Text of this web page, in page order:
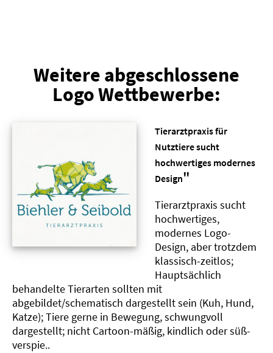
Weitere abgeschlossene
Logo Wettbewerbe:
Tierarztpraxis für
Nutztiere sucht
hochwertiges modernes
Design"
Tierarztpraxis sucht
hochwertiges,
modernes Logo-
Design, aber trotzdem
klassisch-zeitlos;
Hauptsächlich
behandelte Tierarten sollten mit
abgebildet/schematisch dargestellt sein (Kuh, Hund,
Katze); Tiere gerne in Bewegung, schwungvoll
dargestellt; nicht Cartoon-mäßig, kindlich oder süß-
verspie..